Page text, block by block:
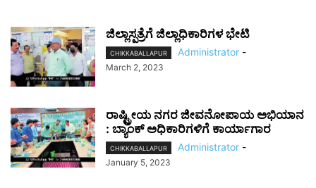
ಜಿಲ್ಲಾಸ್ಪತ್ರೆಗೆ ಜಿಲ್ಲಾಧಿಕಾರಿಗಳ ಭೇಟಿ
CHIKKABALLAPUR Administrator -
March 2, 2023
ರಾಷ್ಟ್ರೀಯ ನಗರ ಜೀವನೋಪಾಯ ಅಭಿಯಾನ
: ಬ್ಯಾಂಕ್ ಅಧಿಕಾರಿಗಳಿಗೆ ಕಾರ್ಯಾಗಾರ
CHIKKABALLAPUR Administrator -
January 5, 2023